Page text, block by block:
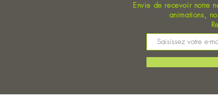
Envie de recevoir notre
animations,